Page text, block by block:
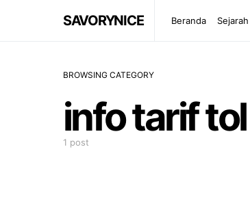
SAVORYNICE Beranda Sejarah
BROWSING CATEGORY
info tarif tol
1 post